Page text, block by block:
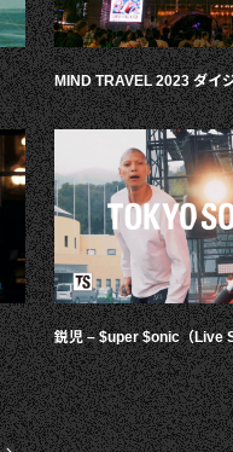
MIND TRAVEL 2023 ダイ
鋭児 – $uper $onic（Live